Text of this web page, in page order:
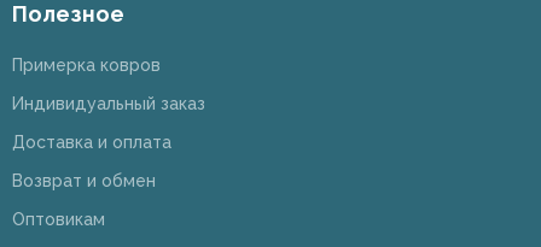
Полезное
Примерка ковров
Индивидуальный заказ
Доставка и оплата
Возврат и обмен
Оптовикам